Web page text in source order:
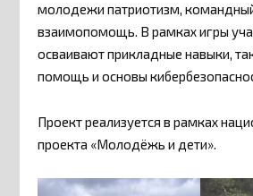
молодежи патриотизм,
взаимопомощь. В рамках игры
осваивают прикладные навыки,
помощь и основы
Проект реализуется в рамках
проекта «Молодёжь и дети».